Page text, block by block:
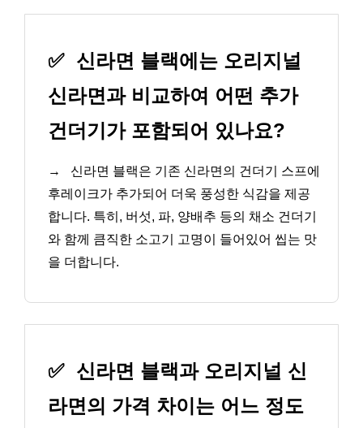
✅ 신라면 블랙에는 오리지널
신라면과 비교하여 어떤 추가
건더기가 포함되어 있나요?
→
신라면 블랙은 기존 신라면의 건더기 스프에
후레이크가 추가되어 더욱 풍성한 식감을 제공
합니다. 특히, 버섯, 파, 양배추 등의 채소 건더기
와 함께 큼직한 소고기 고명이 들어있어 씹는 맛
을 더합니다.
✅ 신라면 블랙과 오리지널 신
라면의 가격 차이는 어느 정도